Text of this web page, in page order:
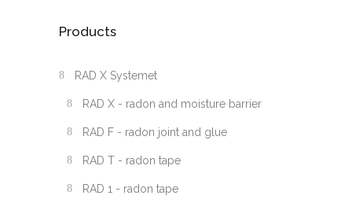
Products
RAD X Systemet
RAD X - radon and moisture barrier
RAD F - radon joint and glue
RAD T - radon tape
RAD 1 - radon tape